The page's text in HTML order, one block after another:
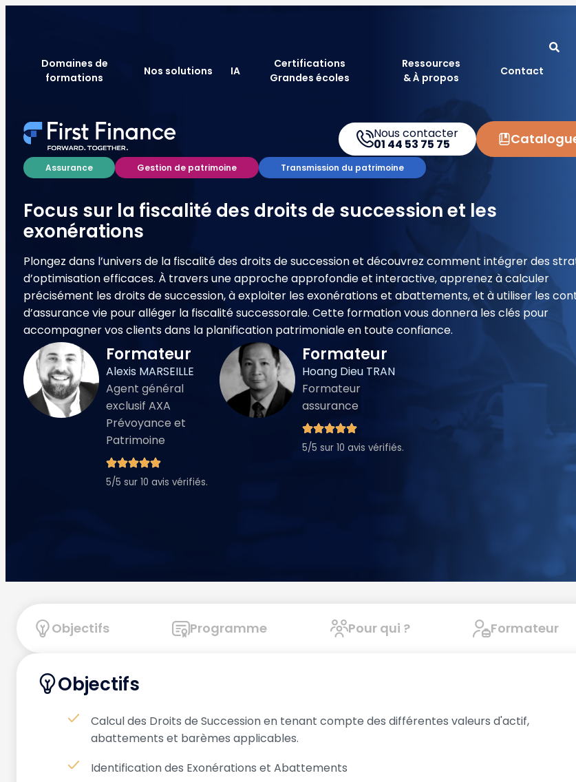
Domaines de
formations
Nos solutions IA
Certifications
Grandes écoles
Ressources
& À propos
Contact
Nous contacter
01 44 53 75 75
Assurance Gestion de patrimoine Transmission du patrimoine
Focus sur la fiscalité des droits de succession et les
exonérations
Plongez dans l’univers de la fiscalité des droits de succession et découvrez comment intégrer des
d’optimisation efficaces. À travers une approche approfondie et interactive, apprenez à calculer
précisément les droits de succession, à exploiter les exonérations et abattements, et à utiliser les
d’assurance vie pour alléger la fiscalité successorale. Cette formation vous donnera les clés pour
accompagner vos clients dans la planification patrimoniale en toute confiance.
Formateur
Alexis MARSEILLE
Agent général
exclusif AXA
Prévoyance et
Patrimoine
5/5 sur 10 avis vérifiés.
Formateur
Hoang Dieu TRAN
Formateur
assurance
5/5 sur 10 avis vérifiés.
Objectifs Programme Pour qui ? Formateur
Objectifs
Calcul des Droits de Succession en tenant compte des différentes valeurs d'actif,
abattements et barèmes applicables.
Identification des Exonérations et Abattements